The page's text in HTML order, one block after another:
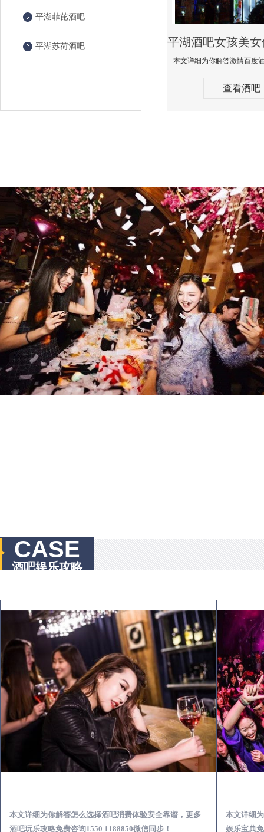
平湖菲芘酒吧
平湖苏荷酒吧
查看酒吧
CASE
酒吧娱乐攻略
本文详细为你解答怎么选择酒吧消费体验安全靠谱，更多
酒吧玩乐攻略免费咨询1550 1188850微信同步！
本文详细
娱乐宝典